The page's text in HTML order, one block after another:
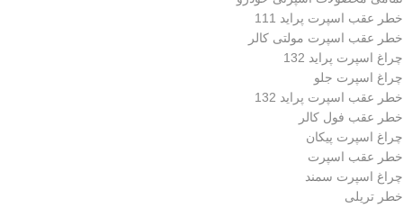
خطر عقب اسپرت پراید 111
خطر عقب اسپرت مولتی کالر
چراغ اسپرت پراید 132
چراغ اسپرت جلو
خطر عقب اسپرت پراید 132
خطر عقب فول کالر
چراغ اسپرت پیکان
خطر عقب اسپرت
چراغ اسپرت سمند
خطر تریلی